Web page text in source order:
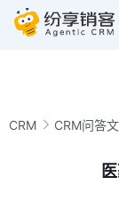
CRM CRM问答